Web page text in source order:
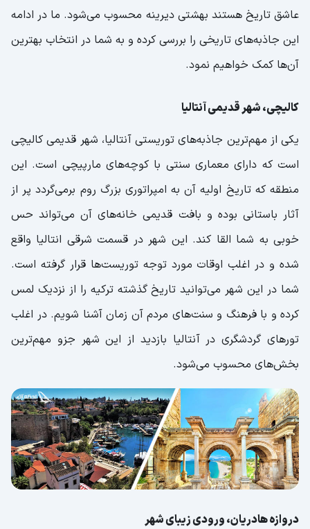
عاشق تاریخ هستند بهشتی دیرینه محسوب می‌شود. ما در ادامه
این جاذبه‌های تاریخی را بررسی کرده و به شما در انتخاب بهترین
آن‌ها کمک خواهیم نمود.
کالیچی، شهر قدیمی آنتالیا
یکی از مهم‌ترین جاذبه‌های توریستی آنتالیا، شهر قدیمی کالیچی
است که دارای معماری سنتی با کوچه‌های مارپیچی است. این
منطقه که تاریخ اولیه آن به امپراتوری بزرگ روم برمی‌گردد پر از
آثار باستانی بوده و بافت‌ قدیمی خانه‌های آن می‌تواند حس
خوبی به شما القا کند. این شهر در قسمت شرقی انتالیا واقع
شده و در اغلب اوقات مورد توجه توریست‌ها قرار گرفته است.
شما در این شهر می‌توانید تاریخ گذشته ترکیه را از نزدیک لمس
کرده و با فرهنگ و سنت‌های مردم آن زمان آشنا شویم. در اغلب
تورهای گردشگری در آنتالیا بازدید از این شهر جزو مهم‌ترین
بخش‌های محسوب می‌شود.
دروازه هادریان، ورودی زیبای شهر